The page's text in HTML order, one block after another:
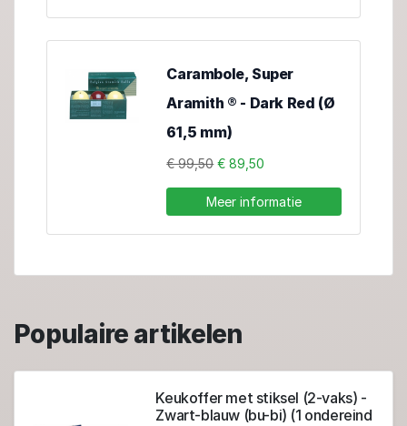
Carambole, Super
Aramith ® - Dark Red (Ø
61,5 mm)
€ 99,50€ 89,50
Meer informatie
Populaire artikelen
Keukoffer met stiksel (2-vaks) -
Zwart-blauw (bu-bi) (1 ondereind